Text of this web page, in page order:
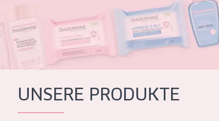
ALLE PRODUKTE
inhaltsstoffe
Über uns
Inspiration
Kontakt
UNSERE PRODUKTE